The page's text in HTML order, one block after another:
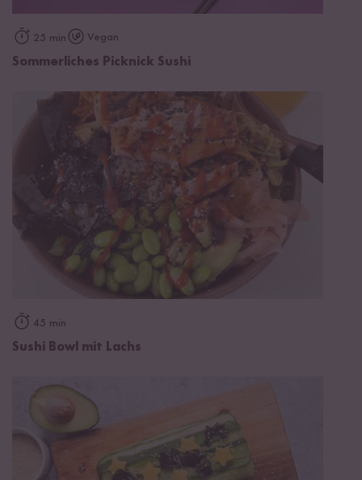
25 min Vegan
Sommerliches Picknick Sushi
45 min
Sushi Bowl mit Lachs